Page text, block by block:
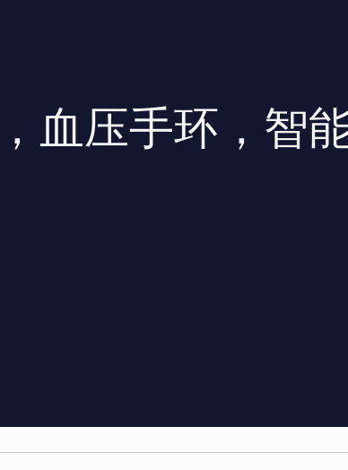
血压手环，智